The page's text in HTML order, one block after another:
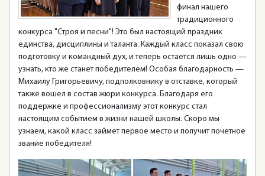
финал нашего
традиционного
конкурса "Строя и песни"! Это был настоящий праздник
единства, дисциплины и таланта. Каждый класс показал свою
подготовку и командный дух, и теперь остается лишь одно —
узнать, кто же станет победителем! Особая благодарность —
Михаилу Григорьевичу, подполковнику в отставке, который
также вошел в состав жюри конкурса. Благодаря его
поддержке и профессионализму этот конкурс стал
настоящим событием в жизни нашей школы. Скоро мы
узнаем, какой класс займет первое место и получит почетное
звание победителя!